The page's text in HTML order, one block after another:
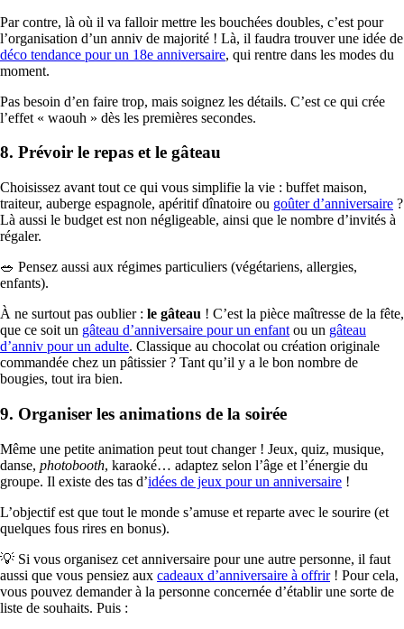
Par contre, là où il va falloir mettre les bouchées doubles, c’est pour
l’organisation d’un anniv de majorité ! Là, il faudra trouver une idée de
déco tendance pour un 18e anniversaire, qui rentre dans les modes du
moment.
Pas besoin d’en faire trop, mais soignez les détails. C’est ce qui crée
l’effet « waouh » dès les premières secondes.
8. Prévoir le repas et le gâteau
Choisissez avant tout ce qui vous simplifie la vie : buffet maison,
traiteur, auberge espagnole, apéritif dînatoire ou goûter d’anniversaire ?
Là aussi le budget est non négligeable, ainsi que le nombre d’invités à
régaler.
🥗 Pensez aussi aux régimes particuliers (végétariens, allergies,
enfants).
À ne surtout pas oublier : le gâteau ! C’est la pièce maîtresse de la fête,
que ce soit un gâteau d’anniversaire pour un enfant ou un gâteau
d’anniv pour un adulte. Classique au chocolat ou création originale
commandée chez un pâtissier ? Tant qu’il y a le bon nombre de
bougies, tout ira bien.
9. Organiser les animations de la soirée
Même une petite animation peut tout changer ! Jeux, quiz, musique,
danse, photobooth, karaoké… adaptez selon l’âge et l’énergie du
groupe. Il existe des tas d’idées de jeux pour un anniversaire !
L’objectif est que tout le monde s’amuse et reparte avec le sourire (et
quelques fous rires en bonus).
💡 Si vous organisez cet anniversaire pour une autre personne, il faut
aussi que vous pensiez aux cadeaux d’anniversaire à offrir! Pour cela,
vous pouvez demander à la personne concernée d’établir une sorte de
liste de souhaits. Puis :